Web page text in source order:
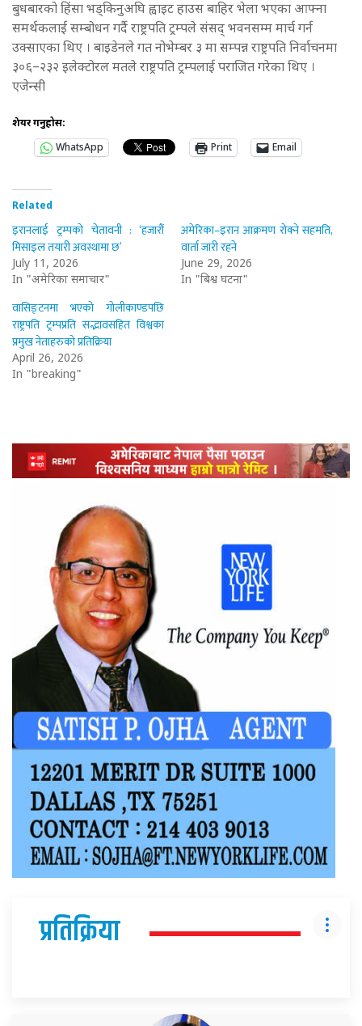
बुधबारको हिंसा भड्किनुअघि ह्वाइट हाउस बाहिर भेला भएका आफ्ना
समर्थकलाई सम्बोधन गर्दै राष्ट्रपति ट्रम्पले संसद् भवनसम्म मार्च गर्न
उक्साएका थिए । बाइडेनले गत नोभेम्बर ३ मा सम्पन्न राष्ट्रपति निर्वाचनमा
३०६–२३२ इलेक्टोरल मतले राष्ट्रपति ट्रम्पलाई पराजित गरेका थिए ।
एजेन्सी
शेयर गर्नुहोस:
WhatsApp
Print Email
Related
इरानलाई ट्रम्पको चेतावनी : ‘हजारौँ
मिसाइल तयारी अवस्थामा छ’
July 11, 2026
In "अमेरिका समाचार"
अमेरिका–इरान आक्रमण रोक्ने सहमति,
वार्ता जारी रहने
June 29, 2026
In "बिश्व घटना"
वासिङ्टनमा भएको गोलीकाण्डपछि
राष्ट्रपति ट्रम्पप्रति सद्भावसहित विश्वका
प्रमुख नेताहरुको प्रतिक्रिया
April 26, 2026
In "breaking"
प्रतिक्रिया